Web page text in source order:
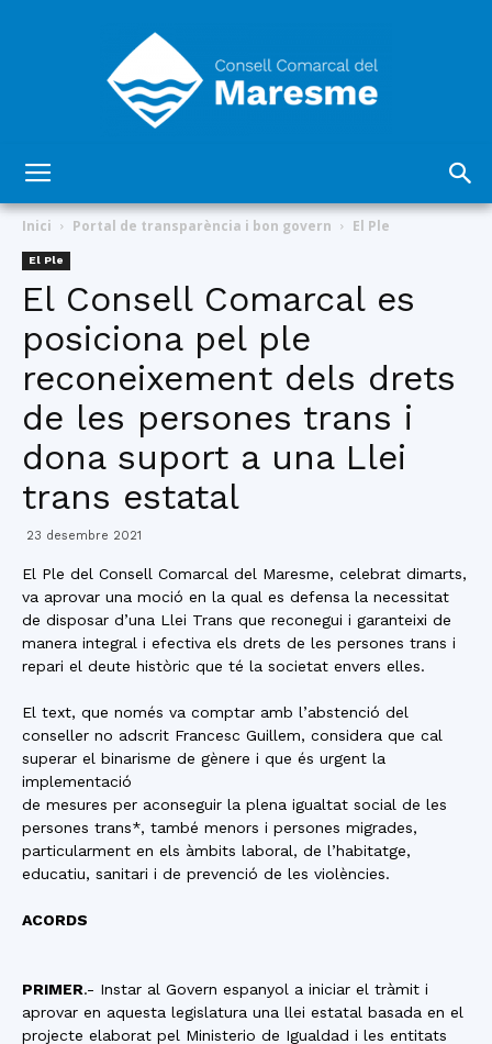
Comarcal
del
Inici Portal de transparència i bon govern El Ple
El Ple
El Consell Comarcal es
posiciona pel ple
reconeixement dels drets
de les persones trans i
dona suport a una Llei
trans estatal
23 desembre 2021
El Ple del Consell Comarcal del Maresme, celebrat dimarts,
va aprovar una moció en la qual es defensa la necessitat
de disposar d’una Llei Trans que reconegui i garanteixi de
manera integral i efectiva els drets de les persones trans i
repari el deute històric que té la societat envers elles.
El text, que només va comptar amb l’abstenció del
conseller no adscrit Francesc Guillem, considera que cal
superar el binarisme de gènere i que és urgent la
implementació
de mesures per aconseguir la plena igualtat social de les
persones trans*, també menors i persones migrades,
particularment en els àmbits laboral, de l’habitatge,
educatiu, sanitari i de prevenció de les violències.
ACORDS
PRIMER.- Instar al Govern espanyol a iniciar el tràmit i
aprovar en aquesta legislatura una llei estatal basada en el
projecte elaborat pel Ministerio de Igualdad i les entitats